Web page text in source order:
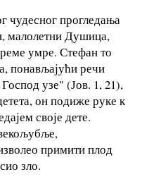
чудесног прогледања
малолетни Душица,
умре. Стефан то
понављајући речи
узе" (Јов. 1, 21),
он подиже руке к
своје дете.
примити плод
зло.